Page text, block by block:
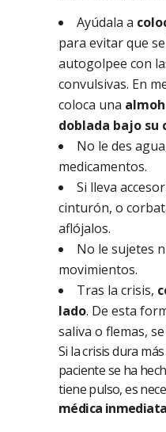
Ayúdala a
para evitar que
autogolpee con
convulsivas. En
coloca una
doblada bajo su
No le des
medicamentos.
Si lleva
cinturón, o
aflójalos.
No le sujetes
movimientos.
Tras la crisis,
lado. De esta
saliva o flemas,
Si la crisis dura
paciente se ha
tiene pulso, es
médica